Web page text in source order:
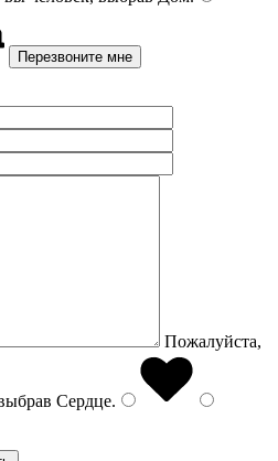
Пожалуйста,
Сердце.